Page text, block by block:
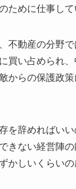
ために仕事して
不動産の分野
買い占められ
からの保護政策
を辞めればいい
きない経営陣の
かしいくらい